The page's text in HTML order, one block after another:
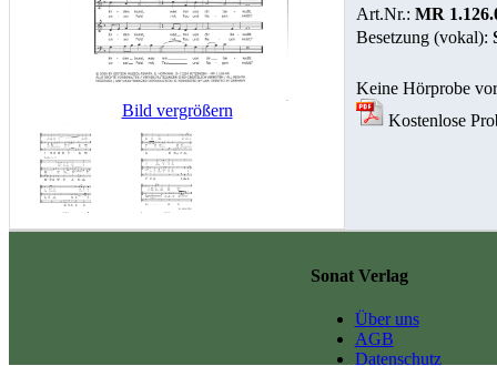
Bild vergrößern
Art.Nr.: MR
Besetzung (vokal):
Keine Hörprobe
Kostenlose
Sonat Verlag
Über uns
AGB
Datenschutz